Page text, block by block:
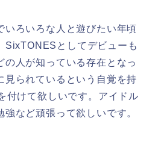
いろいろな人と遊びたい年頃
SixTONESとしてデビューも
の人が知っている存在となっ
見られているという自覚を持
付けて欲しいです。アイドル
など頑張って欲しいです。